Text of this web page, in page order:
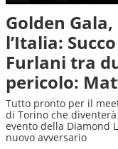
Golden
l’Italia:
Furlani tra
pericolo:
Tutto pronto per il
di Torino che
evento della Diamond
nuovo avversario